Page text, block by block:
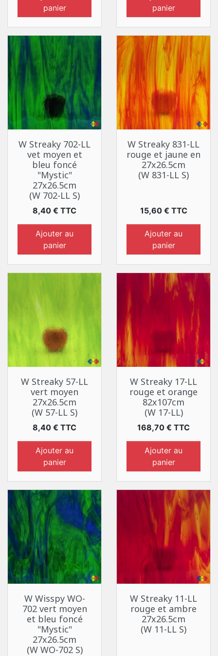
panier
panier
W Streaky 702-LL
vet moyen et
bleu foncé
"Mystic"
27x26.5cm
(W 702-LL S)
Prix
8,40 € TTC
Ajouter au
panier
W Streaky 831-LL
rouge et jaune en
27x26.5cm
(W 831-LL S)
Prix
15,60 € TTC
Ajouter au
panier
W Streaky 57-LL
vert moyen
27x26.5cm
(W 57-LL S)
Prix
8,40 € TTC
Ajouter au
panier
W Streaky 17-LL
rouge et orange
82x107cm
(W 17-LL)
Prix
168,70 € TTC
Ajouter au
panier
W Wisspy WO-
702 vert moyen
et bleu foncé
"Mystic"
27x26.5cm
(W WO-702 S)
W Streaky 11-LL
rouge et ambre
27x26.5cm
(W 11-LL S)